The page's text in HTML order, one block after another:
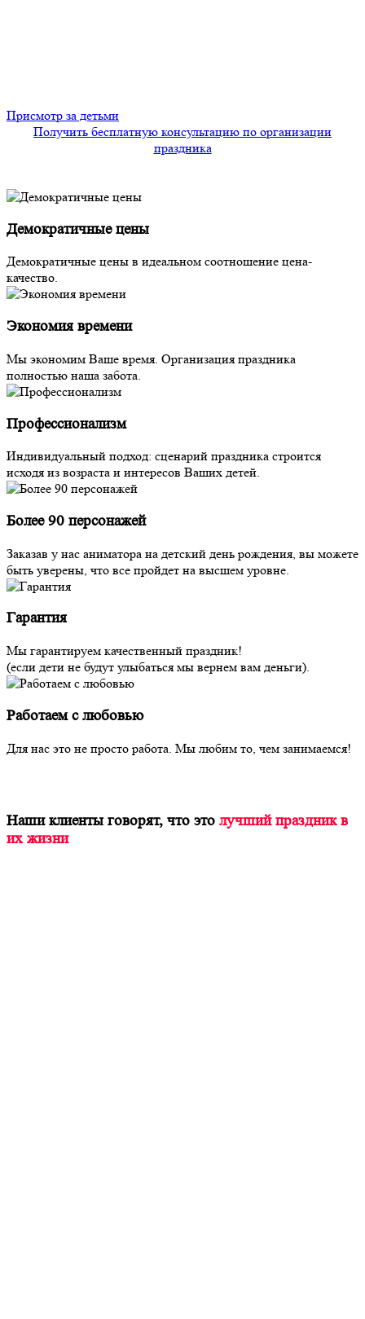
Присмотр за детьми
Получить бесплатную консультацию по организации
праздника
Демократичные цены
Демократичные цены в идеальном соотношение цена-
качество.
Экономия времени
Мы экономим Ваше время. Организация праздника
полностью наша забота.
Профессионализм
Индивидуальный подход: сценарий праздника строится
исходя из возраста и интересов Ваших детей.
Более 90 персонажей
Заказав у нас аниматора на детский день рождения, вы можете
быть уверены, что все пройдет на высшем уровне.
Гарантия
Мы гарантируем качественный праздник!
(если дети не будут улыбаться мы вернем вам деньги).
Работаем с любовью
Для нас это не просто работа. Мы любим то, чем занимаемся!
Наши клиенты говорят, что это лучший праздник в
их жизни